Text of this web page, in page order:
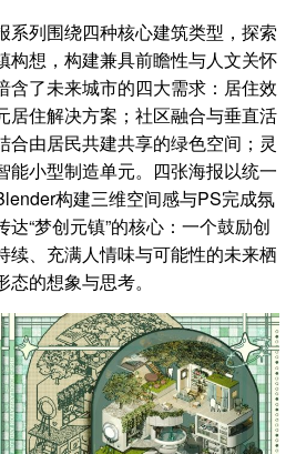
系列围绕四种核心建筑类型，探索
构想，构建兼具前瞻性与人文关怀
含了未来城市的四大需求：居住效
居住解决方案；社区融合与垂直活
合由居民共建共享的绿色空间；灵
能小型制造单元。四张海报以统一
构建三维空间感与PS完成氛
“梦创元镇”的核心：一个鼓励创
续、充满人情味与可能性的未来栖
的想象与思考。